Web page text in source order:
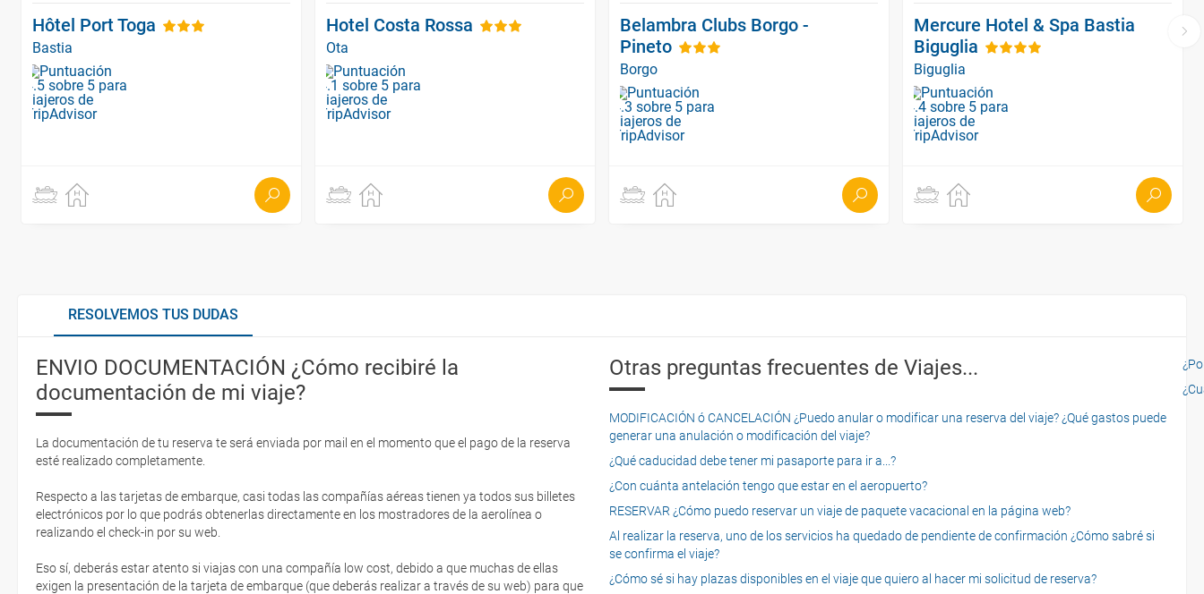
Hôtel Port Toga
Bastia
Hotel Costa Rossa
Ota
Belambra Clubs Borgo -
Pineto
Borgo
Mercure Hotel & Spa Bastia
Biguglia
Biguglia
RESOLVEMOS TUS DUDAS
ENVIO DOCUMENTACIÓN ¿Cómo recibiré la
documentación de mi viaje?
La documentación de tu reserva te será enviada por mail en el momento que el pago de la reserva
esté realizado completamente.
Respecto a las tarjetas de embarque, casi todas las compañías aéreas tienen ya todos sus billetes
electrónicos por lo que podrás obtenerlas directamente en los mostradores de la aerolínea o
realizando el check-in por su web.
Eso sí, deberás estar atento si viajas con una compañía low cost, debido a que muchas de ellas
exigen la presentación de la tarjeta de embarque (que deberás realizar a través de su web) para que
Otras preguntas frecuentes de Viajes...
MODIFICACIÓN ó CANCELACIÓN ¿Puedo anular o modificar una reserva del viaje? ¿Qué gastos puede
generar una anulación o modificación del viaje?
¿Qué caducidad debe tener mi pasaporte para ir a...?
¿Con cuánta antelación tengo que estar en el aeropuerto?
RESERVAR ¿Cómo puedo reservar un viaje de paquete vacacional en la página web?
Al realizar la reserva, uno de los servicios ha quedado de pendiente de confirmación ¿Cómo sabré si
se confirma el viaje?
¿Cómo sé si hay plazas disponibles en el viaje que quiero al hacer mi solicitud de reserva?